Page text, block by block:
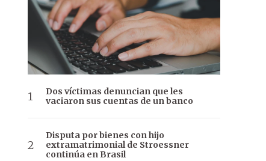
Dos víctimas denuncian que les
vaciaron sus cuentas de un banco
Disputa por bienes con hijo
extramatrimonial de Stroessner
continúa en Brasil